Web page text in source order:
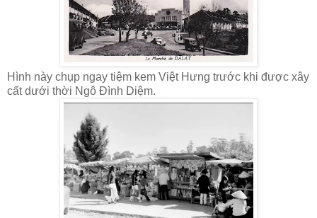
Hình này chụp ngay tiệm kem Việt Hưng trước khi được xây
cất dưới thời Ngô Đình Diệm.